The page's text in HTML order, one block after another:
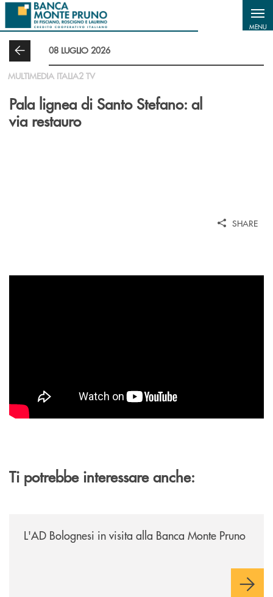
Salta al contenuto principale
MENU
08 LUGLIO 2026
MULTIMEDIA ITALIA2 TV
Pala lignea di Santo Stefano: al
via restauro
SHARE
Ti potrebbe interessare anche:
L'AD Bolognesi in visita alla Banca Monte Pruno